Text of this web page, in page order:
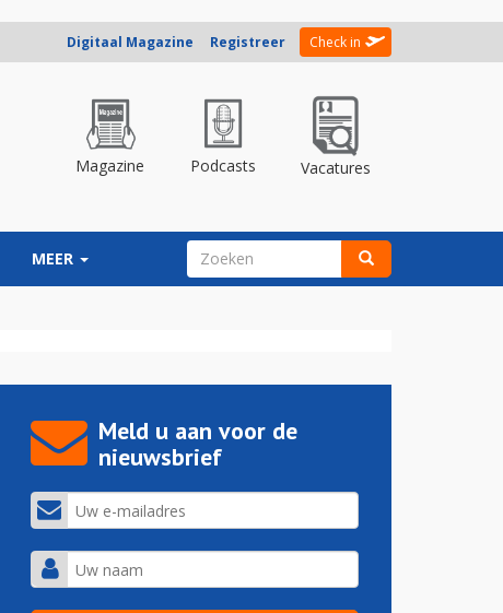
Digitaal Magazine Registreer Check in
Magazine Podcasts Vacatures
MEER ZOEKVELD
Meld u aan voor de
nieuwsbrief